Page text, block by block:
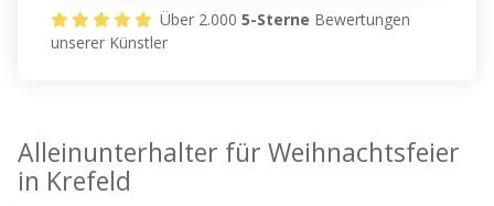
Über 2.0005-Sterne Bewertungen
unserer Künstler
Alleinunterhalter für Weihnachtsfeier
in Krefeld